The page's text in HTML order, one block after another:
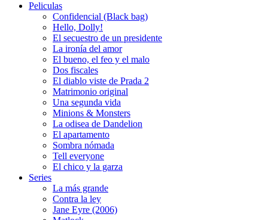
Peliculas
Confidencial (Black bag)
Hello, Dolly!
El secuestro de un presidente
La ironía del amor
El bueno, el feo y el malo
Dos fiscales
El diablo viste de Prada 2
Matrimonio original
Una segunda vida
Minions & Monsters
La odisea de Dandelion
El apartamento
Sombra nómada
Tell everyone
El chico y la garza
Series
La más grande
Contra la ley
Jane Eyre (2006)